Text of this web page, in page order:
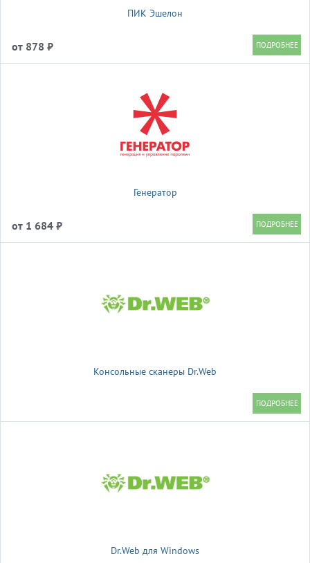
ПИК Эшелон
от 878 ₽
Генератор
от 1 684 ₽
Консольные сканеры Dr.Web
Dr.Web для Windows